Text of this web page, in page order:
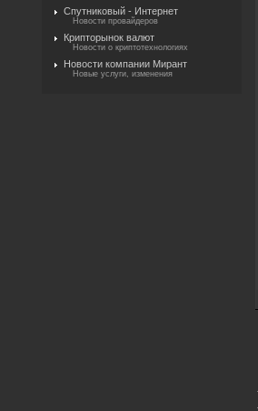
Спутниковый - Интернет
Новости провайдеров
Крипторынок валют
Новости о криптотехнологиях
Новости компании Мирант
Новые услуги, изменения